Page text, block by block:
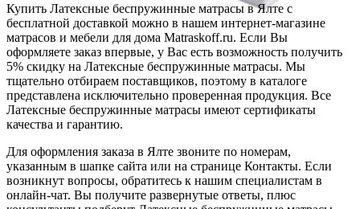
Купить Латексные беспружинные матрасы в Ялте с
бесплатной доставкой можно в нашем интернет-магазине
матрасов и мебели для дома Matraskoff.ru. Если Вы
оформляете заказ впервые, у Вас есть возможность получить
5% скидку на Латексные беспружинные матрасы. Мы
тщательно отбираем поставщиков, поэтому в каталоге
представлена исключительно проверенная продукция. Все
Латексные беспружинные матрасы имеют сертификаты
качества и гарантию.
Для оформления заказа в Ялте звоните по номерам,
указанным в шапке сайта или на странице Контакты. Если
возникнут вопросы, обратитесь к нашим специалистам в
онлайн-чат. Вы получите развернутые ответы, плюс